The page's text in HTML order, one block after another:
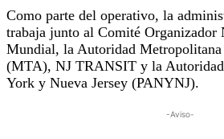
Como parte del operativo, la
trabaja junto al Comité Organizador
Mundial, la Autoridad Metropolitana
(MTA), NJ TRANSIT y la Autoridad
York y Nueva Jersey (PANYNJ).
-Aviso-